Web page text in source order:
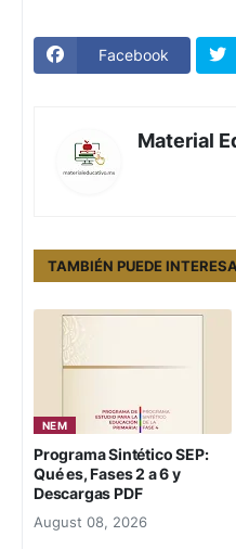
Facebook
Material
TAMBIÉN PUEDE
NEM
Programa Sintético SEP:
Qué es, Fases 2 a 6 y
Descargas PDF
August 08, 2026